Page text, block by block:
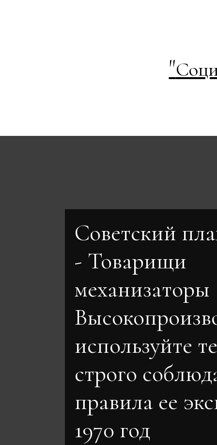
"
Советский
- Товарищи
механизаторы
используйте
строго
правила ее
1970 год